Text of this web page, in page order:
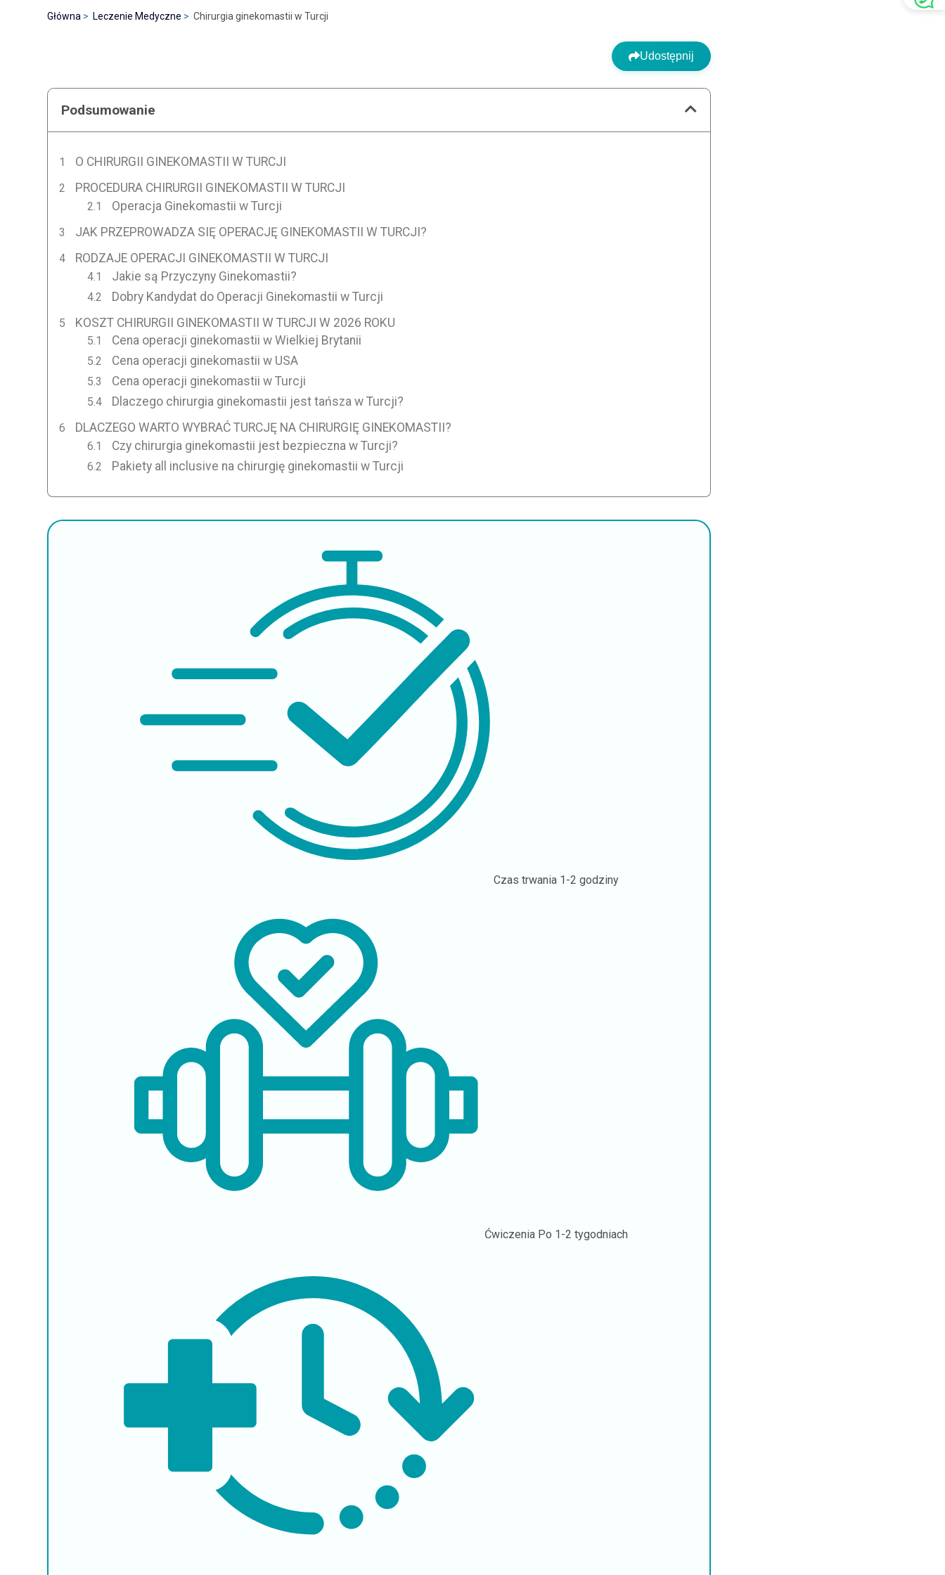
Główna Leczenie Medyczne Chirurgia ginekomastii w Turcji
Udostępnij
Podsumowanie
O CHIRURGII GINEKOMASTII W TURCJI
PROCEDURA CHIRURGII GINEKOMASTII W TURCJI
Operacja Ginekomastii w Turcji
JAK PRZEPROWADZA SIĘ OPERACJĘ GINEKOMASTII W TURCJI?
RODZAJE OPERACJI GINEKOMASTII W TURCJI
Jakie są Przyczyny Ginekomastii?
Dobry Kandydat do Operacji Ginekomastii w Turcji
KOSZT CHIRURGII GINEKOMASTII W TURCJI W 2026 ROKU
Cena operacji ginekomastii w Wielkiej Brytanii
Cena operacji ginekomastii w USA
Cena operacji ginekomastii w Turcji
Dlaczego chirurgia ginekomastii jest tańsza w Turcji?
DLACZEGO WARTO WYBRAĆ TURCJĘ NA CHIRURGIĘ GINEKOMASTII?
Czy chirurgia ginekomastii jest bezpieczna w Turcji?
Pakiety all inclusive na chirurgię ginekomastii w Turcji
Czas trwania 1-2 godziny
Ćwiczenia Po 1-2 tygodniach